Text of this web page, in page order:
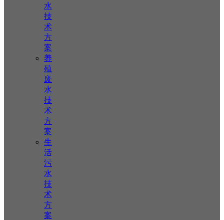
水
技
术
方
案
养
殖
废
水
技
术
方
案
生
活
污
水
技
术
方
案